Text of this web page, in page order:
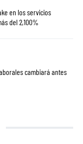
en los servicios
del 2,100%
cambiará antes